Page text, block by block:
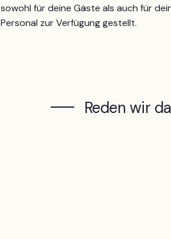
sowohl für deine Gäste als auch für
Personal zur Verfügung gestellt.
Reden wir